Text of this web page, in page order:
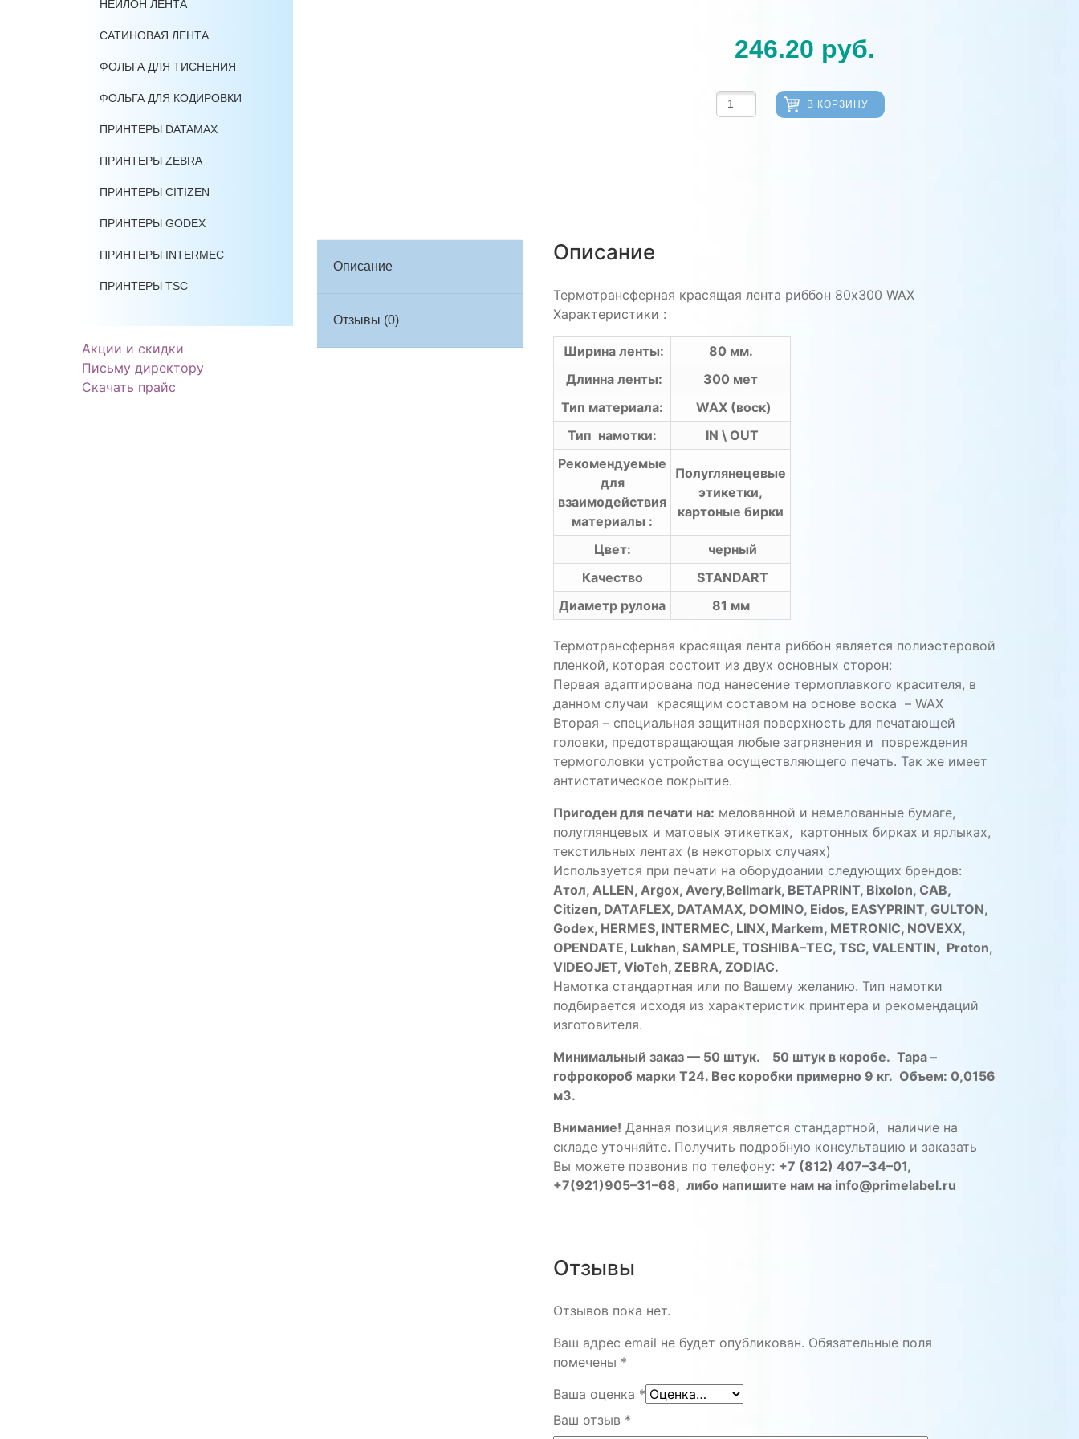
НЕЙЛОН ЛЕНТА
САТИНОВАЯ ЛЕНТА
ФОЛЬГА ДЛЯ ТИСНЕНИЯ
ФОЛЬГА ДЛЯ КОДИРОВКИ
ПРИНТЕРЫ DATAMAX
ПРИНТЕРЫ ZEBRA
ПРИНТЕРЫ CITIZEN
ПРИНТЕРЫ GODEX
ПРИНТЕРЫ INTERMEC
ПРИНТЕРЫ TSC
Акции и скидки
Письму директору
Скачать прайс
246.20 руб.
В КОРЗИНУ
Описание
Отзывы (0)
Описание
Термотрансферная красящая лента риббон 80х300 WAX
Характеристики :
Ширина ленты:
80 мм.
Длинна ленты:
300 мет
Тип материала:
WAX (воск)
Тип намотки:
IN \ OUT
Рекомендуемые
для
взаимодействия
материалы :
Полуглянецевые
этикетки,
картоные бирки
Цвет:
черный
Качество
STANDART
Диаметр рулона
81 мм
Термотрансферная красящая лента риббон является полиэстеровой
пленкой, которая состоит из двух основных сторон:
Первая адаптирована под нанесение термоплавкого красителя, в
данном случаи красящим составом на основе воска – WAX
Вторая – специальная защитная поверхность для печатающей
головки, предотвращающая любые загрязнения и повреждения
термоголовки устройства осуществляющего печать. Так же имеет
антистатическое покрытие.
Пригоден для печати на: мелованной и немелованные бумаге,
полуглянцевых и матовых этикетках, картонных бирках и ярлыках,
текстильных лентах (в некоторых случаях)
Используется при печати на оборудоании следующих брендов:
Атол,ALLEN,Argox,Avery,Bellmark, BETAPRINT, Bixolon, CAB,
Citizen, DATAFLEX, DATAMAX, DOMINO, Eidos, EASYPRINT, GULTON,
Godex, HERMES, INTERMEC, LINX, Markem, METRONIC, NOVEXX,
OPENDATE, Lukhan,SAMPLE,TOSHIBA–TEC,TSC,VALENTIN, Proton,
VIDEOJET,VioTeh, ZEBRA, ZODIAC.
Намотка стандартная или по Вашему желанию. Тип намотки
подбирается исходя из характеристик принтера и рекомендаций
изготовителя.
Минимальный заказ — 50 штук. 50 штук в коробе.Тара –
гофрокороб маркиT24. Вес коробки примерно 9 кг. Объем:0,0156
м3.
Внимание! Данная позиция является стандартной, наличие на
складе уточняйте. Получить подробную консультацию и заказать
Вы можете позвонив по телефону: +7 (812)407–34–01,
+7(921)905–31–68,либо напишите нам на info@primelabel.ru
Отзывы
Отзывов пока нет.
Ваш адрес email не будет опубликован. Обязательные поля
помечены *
Ваша оценка *
Ваш отзыв *